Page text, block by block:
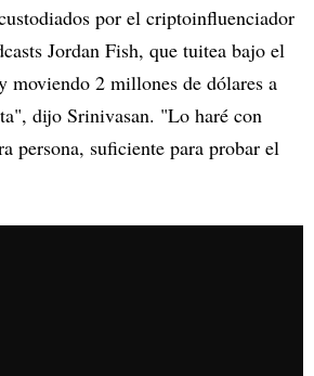
por el criptoinfluenciador
Jordan Fish, que tuitea bajo el
moviendo 2 millones de dólares a
dijo Srinivasan. "Lo haré con
persona, suficiente para probar el